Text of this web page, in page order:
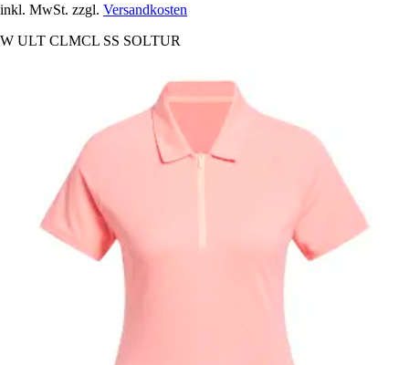
inkl. MwSt. zzgl. Versandkosten
W ULT CLMCL SS SOLTUR